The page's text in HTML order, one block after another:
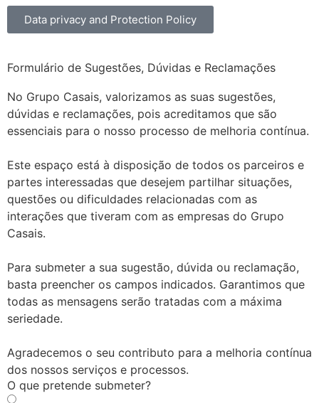
Data privacy and Protection Policy
Formulário de Sugestões, Dúvidas e Reclamações
No Grupo Casais, valorizamos as suas sugestões,
dúvidas e reclamações, pois acreditamos que são
essenciais para o nosso processo de melhoria contínua.
Este espaço está à disposição de todos os parceiros e
partes interessadas que desejem partilhar situações,
questões ou dificuldades relacionadas com as
interações que tiveram com as empresas do Grupo
Casais.
Para submeter a sua sugestão, dúvida ou reclamação,
basta preencher os campos indicados. Garantimos que
todas as mensagens serão tratadas com a máxima
seriedade.
Agradecemos o seu contributo para a melhoria contínua
dos nossos serviços e processos.
O que pretende submeter?